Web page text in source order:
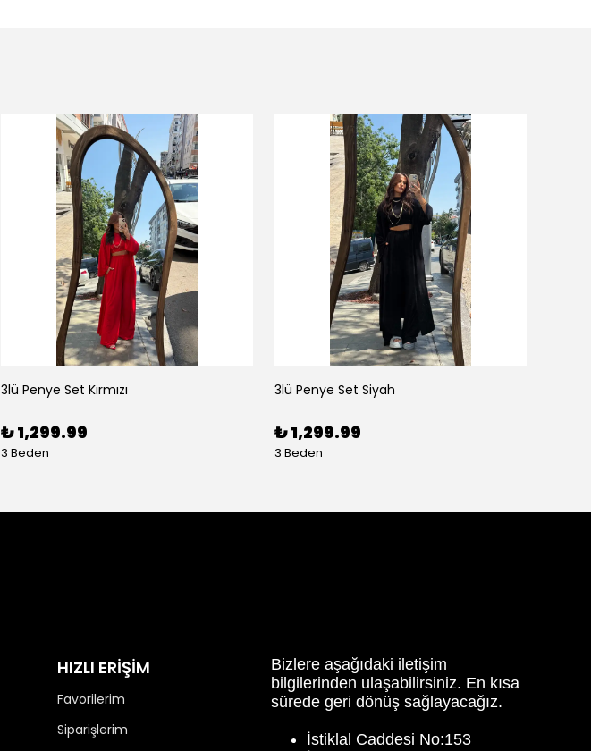
3lü Penye Set Kırmızı
₺ 1,299.99
3 Beden
3lü Penye Set Siyah
₺ 1,299.99
3 Beden
HIZLI ERİŞİM
Favorilerim
Siparişlerim
Bizlere aşağıdaki iletişim
bilgilerinden ulaşabilirsiniz. En kısa
sürede geri dönüş sağlayacağız.
İstiklal Caddesi No:153